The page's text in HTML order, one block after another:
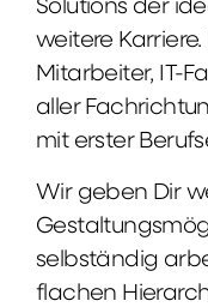
Solutions der
weitere
Mitarbeiter, IT-
aller
mit erster
Wir geben Dir
selbständig
flachen